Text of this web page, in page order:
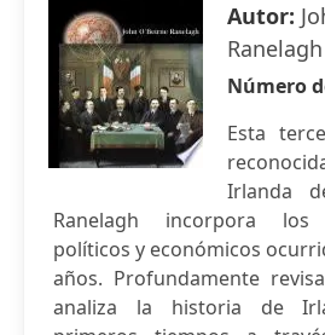
Autor:
Ranelagh
Número
Esta
Irlanda
Ranelagh incorpora los
políticos y económicos
años. Profundamente
analiza la historia de